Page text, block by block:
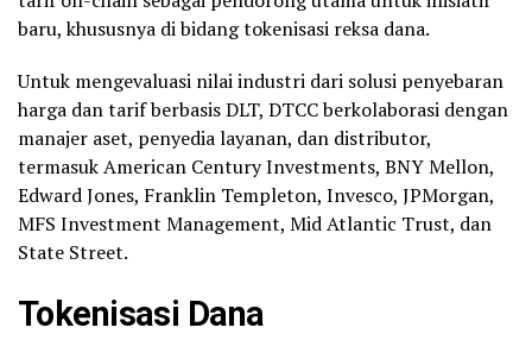
baru, khususnya di bidang tokenisasi reksa dana.
Untuk mengevaluasi nilai industri dari solusi penyebaran
harga dan tarif berbasis DLT, DTCC berkolaborasi dengan
manajer aset, penyedia layanan, dan distributor,
termasuk American Century Investments, BNY Mellon,
Edward Jones, Franklin Templeton, Invesco, JPMorgan,
MFS Investment Management, Mid Atlantic Trust, dan
State Street.
Tokenisasi Dana